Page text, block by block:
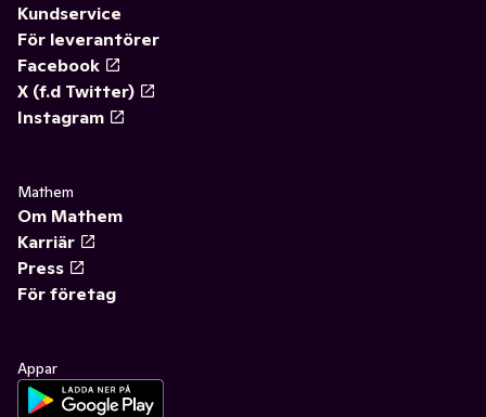
Kundservice
För leverantörer
Facebook
X (f.d Twitter)
Instagram
Mathem
Om Mathem
Karriär
Press
För företag
Appar